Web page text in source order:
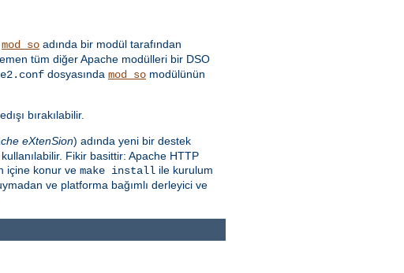
mod_so adında bir modül tarafından
tüm diğer Apache modülleri bir DSO
dosyasında mod_so modülünün
bırakılabilir.
eXtenSion) adında yeni bir destek
Fikir basittir: Apache HTTP
içine konur ve make install ile kurulum
ve platforma bağımlı derleyici ve